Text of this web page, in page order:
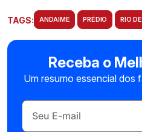
TAGS: ANDAIME PRÉDIO RIO
Receba o
Um resumo essencial dos